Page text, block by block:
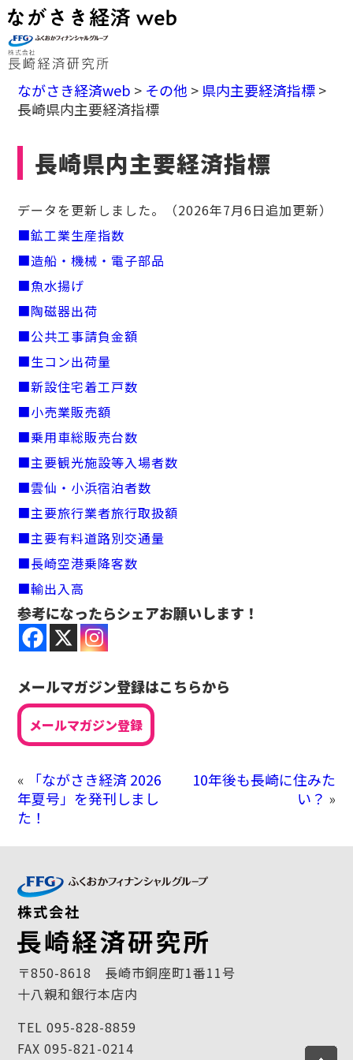
ながさき経済web > その他 > 県内主要経済指標>
長崎県内主要経済指標
長崎県内主要経済指標
データを更新しました。（2026年7月6日追加更新）
■鉱工業生産指数
■造船・機械・電子部品
■魚水揚げ
■陶磁器出荷
■公共工事請負金額
■生コン出荷量
■新設住宅着工戸数
■小売業販売額
■乗用車総販売台数
■主要観光施設等入場者数
■雲仙・小浜宿泊者数
■主要旅行業者旅行取扱額
■主要有料道路別交通量
■長崎空港乗降客数
■輸出入高
参考になったらシェアお願いします！
メールマガジン登録はこちらから
メールマガジン登録
«
「ながさき経済 2026
年夏号」を発刊しまし
た！
10年後も長崎に住みた
い？ »
〒850-8618 長崎市銅座町1番11号
十八親和銀行本店内
TEL 095-828-8859
FAX 095-821-0214